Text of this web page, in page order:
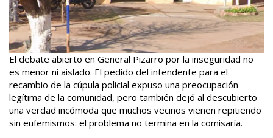
El debate abierto en General Pizarro por la inseguridad no
es menor ni aislado. El pedido del intendente para el
recambio de la cúpula policial expuso una preocupación
legítima de la comunidad, pero también dejó al descubierto
una verdad incómoda que muchos vecinos vienen repitiendo
sin eufemismos: el problema no termina en la comisaría.